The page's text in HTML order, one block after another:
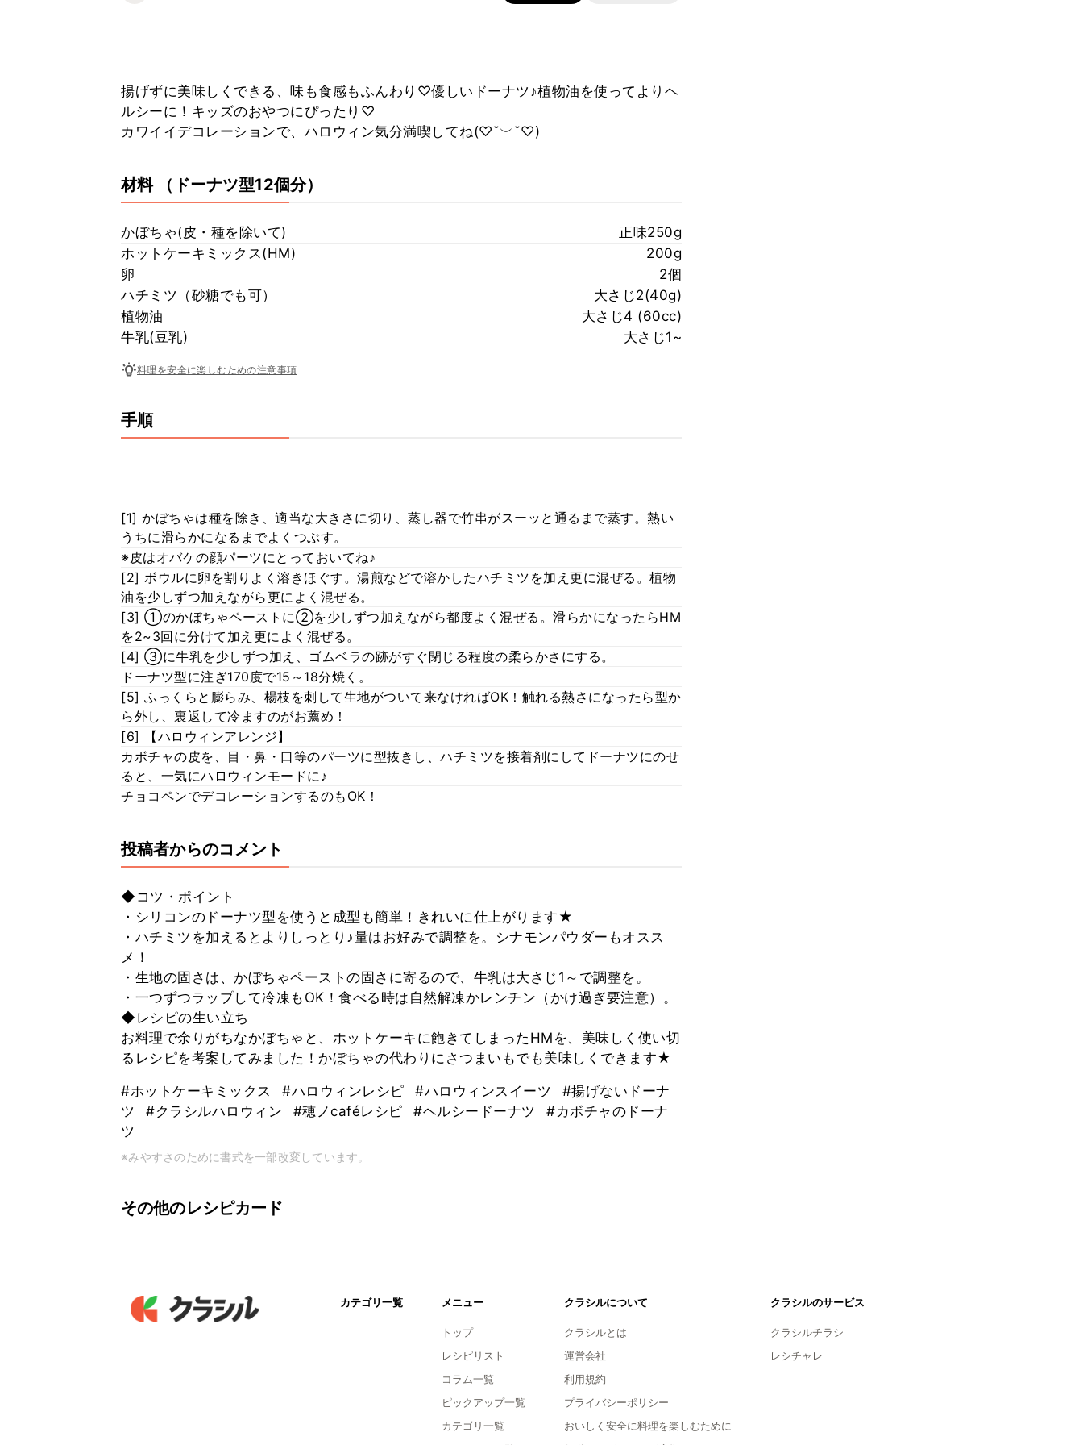
揚げずに美味しくできる、味も食感もふんわり♡優しいドーナツ♪植物油を使ってよりヘ
ルシーに！キッズのおやつにぴったり♡
カワイイデコレーションで、ハロウィン気分満喫してね(♡˘︶˘♡)
材料 （ドーナツ型12個分）
かぼちゃ(皮・種を除いて)
正味250g
ホットケーキミックス(HM)
200g
卵
2個
ハチミツ（砂糖でも可）
大さじ2(40g)
植物油
大さじ4 (60cc)
牛乳(豆乳)
大さじ1~
料理を安全に楽しむための注意事項
手順
[1] かぼちゃは種を除き、適当な大きさに切り、蒸し器で竹串がスーッと通るまで蒸す。熱い
うちに滑らかになるまでよくつぶす。
※皮はオバケの顔パーツにとっておいてね♪
[2] ボウルに卵を割りよく溶きほぐす。湯煎などで溶かしたハチミツを加え更に混ぜる。植物
油を少しずつ加えながら更によく混ぜる。
[3] ①のかぼちゃペーストに②を少しずつ加えながら都度よく混ぜる。滑らかになったらHM
を2~3回に分けて加え更によく混ぜる。
[4] ③に牛乳を少しずつ加え、ゴムベラの跡がすぐ閉じる程度の柔らかさにする。
ドーナツ型に注ぎ170度で15～18分焼く。
[5] ふっくらと膨らみ、楊枝を刺して生地がついて来なければOK！触れる熱さになったら型か
ら外し、裏返して冷ますのがお薦め！
[6] 【ハロウィンアレンジ】
カボチャの皮を、目・鼻・口等のパーツに型抜きし、ハチミツを接着剤にしてドーナツにのせ
ると、一気にハロウィンモードに♪
チョコペンでデコレーションするのもOK！
投稿者からのコメント
◆コツ・ポイント
・シリコンのドーナツ型を使うと成型も簡単！きれいに仕上がります★
・ハチミツを加えるとよりしっとり♪量はお好みで調整を。シナモンパウダーもオスス
メ！
・生地の固さは、かぼちゃペーストの固さに寄るので、牛乳は大さじ1～で調整を。
・一つずつラップして冷凍もOK！食べる時は自然解凍かレンチン（かけ過ぎ要注意）。
◆レシピの生い立ち
お料理で余りがちなかぼちゃと、ホットケーキに飽きてしまったHMを、美味しく使い切
るレシピを考案してみました！かぼちゃの代わりにさつまいもでも美味しくできます★
#ホットケーキミックス #ハロウィンレシピ #ハロウィンスイーツ
#揚げないドーナ
ツ
#クラシルハロウィン #穂ノcaféレシピ #ヘルシードーナツ
#カボチャのドーナ
ツ
※みやすさのために書式を一部改変しています。
その他のレシピカード
カテゴリ一覧 メニュー
トップ
レシピリスト
コラム一覧
ピックアップ一覧
カテゴリ一覧
クラシルについて
クラシルとは
運営会社
利用規約
プライバシーポリシー
おいしく安全に料理を楽しむために
クラシルのサービス
クラシルチラシ
レシチャレ